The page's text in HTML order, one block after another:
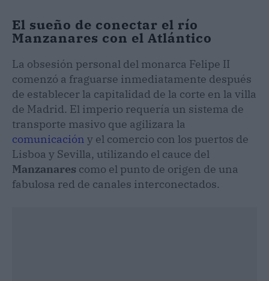
El sueño de conectar el río
Manzanares con el Atlántico
La obsesión personal del monarca Felipe II
comenzó a fraguarse inmediatamente después
de establecer la capitalidad de la corte en la villa
de Madrid. El imperio requería un sistema de
transporte masivo que agilizara la
comunicación y el comercio con los puertos de
Lisboa y Sevilla, utilizando el cauce del
Manzanares como el punto de origen de una
fabulosa red de canales interconectados.